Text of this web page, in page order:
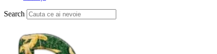
Search